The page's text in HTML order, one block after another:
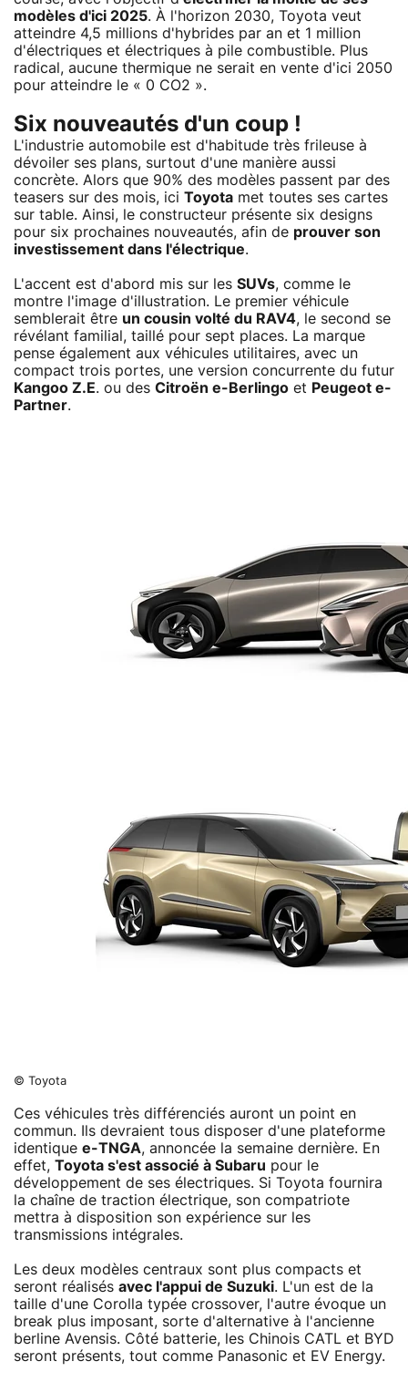
modèles d'ici 2025. À l'horizon 2030, Toyota veut
atteindre 4,5 millions d'hybrides par an et 1 million
d'électriques et électriques à pile combustible. Plus
radical, aucune thermique ne serait en vente d'ici 2050
pour atteindre le « 0 CO2 ».
Six nouveautés d'un coup !
L'industrie automobile est d'habitude très frileuse à
dévoiler ses plans, surtout d'une manière aussi
concrète. Alors que 90% des modèles passent par des
teasers sur des mois, ici Toyota met toutes ses cartes
sur table. Ainsi, le constructeur présente six designs
pour six prochaines nouveautés, afin de prouver son
investissement dans l'électrique.
L'accent est d'abord mis sur les SUVs, comme le
montre l'image d'illustration. Le premier véhicule
semblerait être un cousin volté du RAV4, le second se
révélant familial, taillé pour sept places. La marque
pense également aux véhicules utilitaires, avec un
compact trois portes, une version concurrente du futur
Kangoo Z.E. ou des Citroën e-Berlingo et Peugeot e-
Partner.
© Toyota
Ces véhicules très différenciés auront un point en
commun. Ils devraient tous disposer d'une plateforme
identique e-TNGA, annoncée la semaine dernière. En
effet, Toyota s'est associé à Subaru pour le
développement de ses électriques. Si Toyota fournira
la chaîne de traction électrique, son compatriote
mettra à disposition son expérience sur les
transmissions intégrales.
Les deux modèles centraux sont plus compacts et
seront réalisés avec l'appui de Suzuki. L'un est de la
taille d'une Corolla typée crossover, l'autre évoque un
break plus imposant, sorte d'alternative à l'ancienne
berline Avensis. Côté batterie, les Chinois CATL et BYD
seront présents, tout comme Panasonic et EV Energy.